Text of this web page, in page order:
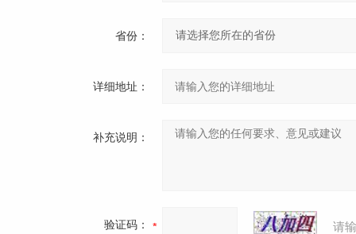
省份：
详细地址：
补充说明：
验证码： 请